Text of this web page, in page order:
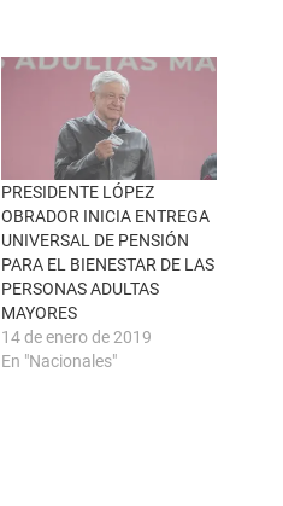
PRESIDENTE LÓPEZ
OBRADOR INICIA ENTREGA
UNIVERSAL DE PENSIÓN
PARA EL BIENESTAR DE LAS
PERSONAS ADULTAS
MAYORES
14 de enero de 2019
En "Nacionales"